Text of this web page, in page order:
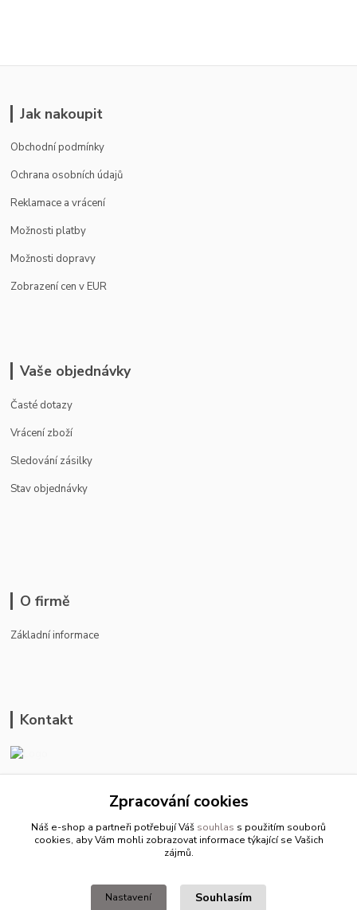
Jak nakoupit
Obchodní podmínky
Ochrana osobních údajů
Reklamace a vrácení
Možnosti platby
Možnosti dopravy
Zobrazení cen v EUR
Vaše objednávky
Časté dotazy
Vrácení zboží
Sledování zásilky
Stav objednávky
O firmě
Základní informace
Kontakt
+420 799 500 769
pracovní dny 8-11hod.,13-15hod.
Zpracování cookies
Náš e-shop a partneři potřebují Váš souhlas s použitím souborů
cookies, aby Vám mohli zobrazovat informace týkající se Vašich
zájmů.
Nastavení Souhlasím